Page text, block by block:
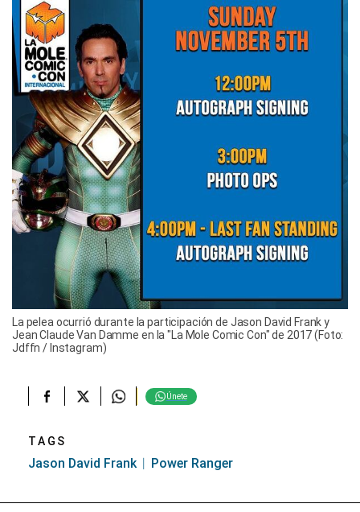
La pelea ocurrió durante la participación de Jason David Frank y
Jean Claude Van Damme en la "La Mole Comic Con" de 2017 (Foto:
Jdffn / Instagram)
Únete
TAGS
Jason David Frank Power Ranger